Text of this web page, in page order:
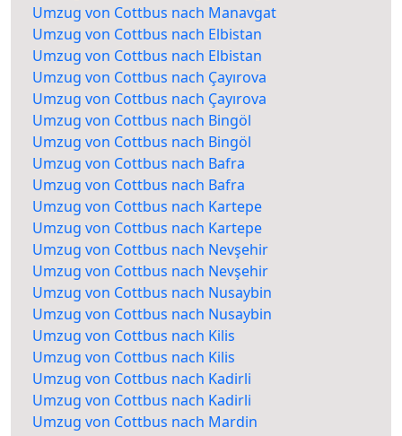
Umzug von Cottbus nach Manavgat
Umzug von Cottbus nach Elbistan
Umzug von Cottbus nach Elbistan
Umzug von Cottbus nach Çayırova
Umzug von Cottbus nach Çayırova
Umzug von Cottbus nach Bingöl
Umzug von Cottbus nach Bingöl
Umzug von Cottbus nach Bafra
Umzug von Cottbus nach Bafra
Umzug von Cottbus nach Kartepe
Umzug von Cottbus nach Kartepe
Umzug von Cottbus nach Nevşehir
Umzug von Cottbus nach Nevşehir
Umzug von Cottbus nach Nusaybin
Umzug von Cottbus nach Nusaybin
Umzug von Cottbus nach Kilis
Umzug von Cottbus nach Kilis
Umzug von Cottbus nach Kadirli
Umzug von Cottbus nach Kadirli
Umzug von Cottbus nach Mardin